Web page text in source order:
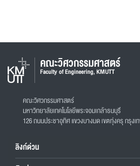
คณะวิศวกรรมศาสตร์
Faculty of Engineering, KMUTT
คณะวิศวกรรมศาสตร์
มหาวิทยาลัยเทคโนโลยีพระจอมเกล้าธนบุรี
126 ถนนประชาอุทิศ แขวงบางมด เขตทุ่งครุ กรุงเ
ลิงก์ด่วน